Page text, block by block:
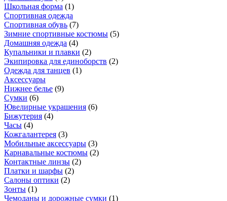
Школьная форма (1)
Спортивная одежда
Спортивная обувь (7)
Зимние спортивные костюмы (5)
Домашняя одежда (4)
Купальники и плавки (2)
Экипировка для единоборств (2)
Одежда для танцев (1)
Аксессуары
Нижнее белье (9)
Сумки (6)
Ювелирные украшения (6)
Бижутерия (4)
Часы (4)
Кожгалантерея (3)
Мобильные аксессуары (3)
Карнавальные костюмы (2)
Контактные линзы (2)
Платки и шарфы (2)
Салоны оптики (2)
Зонты (1)
Чемоданы и дорожные сумки (1)